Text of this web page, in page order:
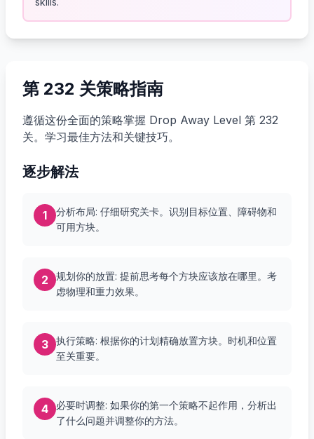
第 232 关策略指南
遵循这份全面的策略掌握 Drop Away Level 第 232
关。学习最佳方法和关键技巧。
逐步解法
1
分析布局: 仔细研究关卡。识别目标位置、障碍物和
可用方块。
2
规划你的放置: 提前思考每个方块应该放在哪里。考
虑物理和重力效果。
3
执行策略: 根据你的计划精确放置方块。时机和位置
至关重要。
4
必要时调整: 如果你的第一个策略不起作用，分析出
了什么问题并调整你的方法。